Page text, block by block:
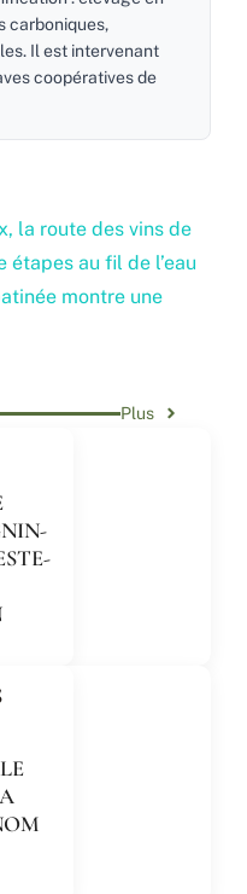
carboniques,
Il est intervenant
coopératives de
la route des vins de
étapes au fil de l’eau
montre une
Plus